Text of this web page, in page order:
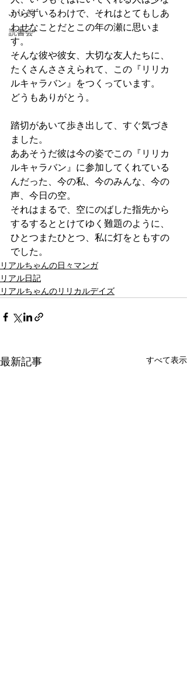
ふしぎ
読書会
からずいるわけで、それはとてもしあ
わせなことだとこの年の瀬に思いま
す。
そんな彼や彼女、大切な友人たちに、
たくさんささえられて、この『リリカ
ルキャラバン』をつくっています。
どうもありがとう。
踏切があいて歩き出して、すぐ気づき
ました。
ああそうだ彼は今の姿でこの『リリカ
ルキャラバン』に参加してくれている
んだった、今の私、今のみんな、今の
声、今日の空。
それはまるで、空にのばした指先から
するするととけてゆく難題のように、
ひとつまたひとつ、私に灯をともすの
でした。
リアルちゃんの日々マンガ
リアル日記
リアルちゃんのリリカルデイズ
最新記事 すべて表示